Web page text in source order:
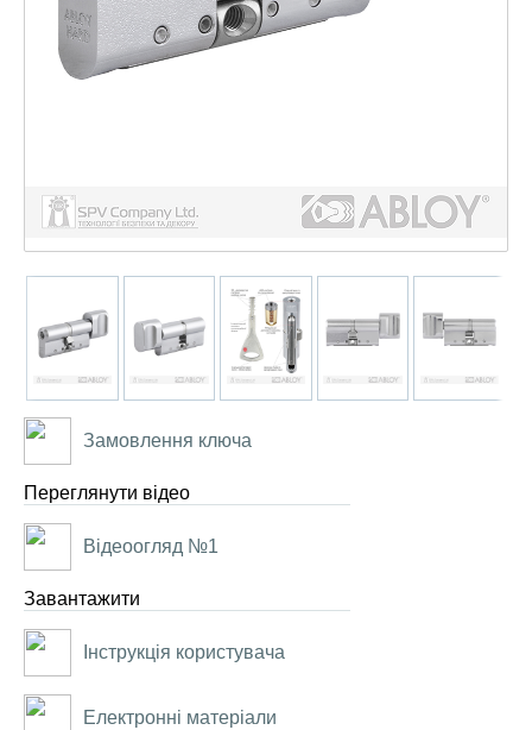
Замовлення ключа
Переглянути відео
Відеоогляд №1
Завантажити
Інструкція користувача
Електронні матеріали